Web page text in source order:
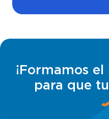
¡Formamos
para que